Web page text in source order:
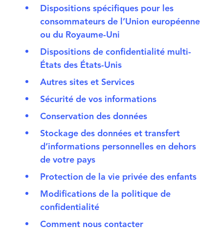
Dispositions spécifiques pour les
consommateurs de l’Union européenne
ou du Royaume-Uni
Dispositions de confidentialité multi-
États des États-Unis
Autres sites et Services
Sécurité de vos informations
Conservation des données
Stockage des données et transfert
d’informations personnelles en dehors
de votre pays
Protection de la vie privée des enfants
Modifications de la politique de
confidentialité
Comment nous contacter